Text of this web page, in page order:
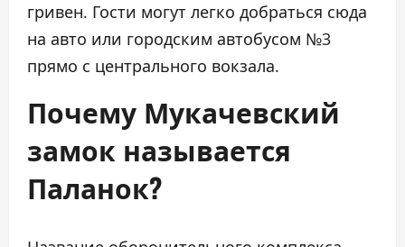
гривен. Гости могут легко добраться сюда
на авто или городским автобусом №3
прямо с центрального вокзала.
Почему Мукачевский
замок называется
Паланок?